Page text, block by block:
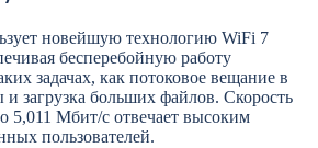
новейшую технологию WiFi 7
бесперебойную работу
задачах, как потоковое вещание в
загрузка больших файлов. Скорость
5,011 Мбит/с отвечает высоким
пользователей.